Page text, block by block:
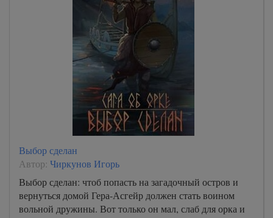
Выбор сделан
Автор: Чиркунов Игорь
Выбор сделан: чтоб попасть на загадочный остров и
вернуться домой Гера-Асгейр должен стать воином
вольной дружины. Вот только он мал, слаб для орка и